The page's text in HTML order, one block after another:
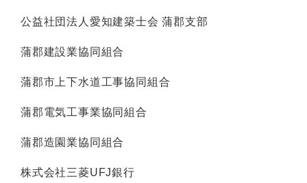
公益社団法人愛知建築士会 蒲郡支部
蒲郡建設業協同組合
蒲郡市上下水道工事協同組合
蒲郡電気工事業協同組合
蒲郡造園業協同組合
株式会社三菱UFJ銀行